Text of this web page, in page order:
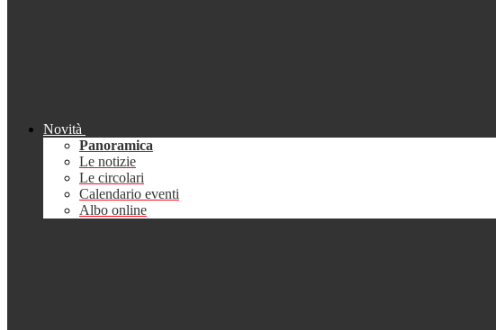
Novità
Panoramica
Le notizie
Le circolari
Calendario eventi
Albo online